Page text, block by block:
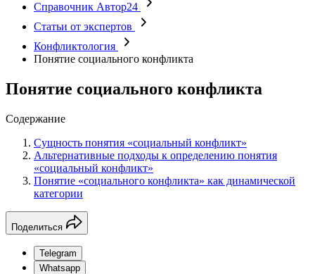
Справочник Автор24
Статьи от экспертов
Конфликтология
Понятие социального конфликта
Понятие социального конфликта
Содержание
Сущность понятия «социальный конфликт»
Альтернативные подходы к определению понятия
«социальный конфликт»
Понятие «социального конфликта» как динамической
категории
Поделиться
Telegram
Whatsapp